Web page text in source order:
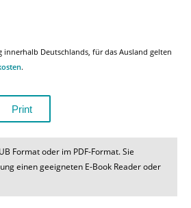
innerhalb Deutschlands, für das Ausland gelten
.
Print
Format oder im PDF-Format. Sie
einen geeigneten E-Book Reader oder